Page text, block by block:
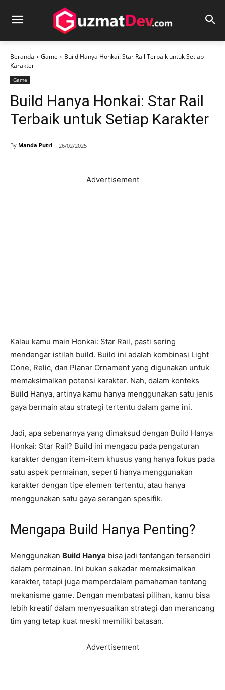
Beranda Game
Build Hanya Honkai: Star Rail Terbaik untuk Setiap
Karakter
Game
Build Hanya Honkai: Star Rail
Terbaik untuk Setiap Karakter
By Manda Putri 26/02/2025
Advertisement
Kalau kamu main Honkai: Star Rail, pasti sering
mendengar istilah build. Build ini adalah kombinasi Light
Cone, Relic, dan Planar Ornament yang digunakan untuk
memaksimalkan potensi karakter. Nah, dalam konteks
Build Hanya, artinya kamu hanya menggunakan satu jenis
gaya bermain atau strategi tertentu dalam game ini.
Jadi, apa sebenarnya yang dimaksud dengan Build Hanya
Honkai: Star Rail? Build ini mengacu pada pengaturan
karakter dengan item-item khusus yang hanya fokus pada
satu aspek permainan, seperti hanya menggunakan
karakter dengan tipe elemen tertentu, atau hanya
menggunakan satu gaya serangan spesifik.
Mengapa Build Hanya Penting?
Menggunakan Build Hanya bisa jadi tantangan tersendiri
dalam permainan. Ini bukan sekadar memaksimalkan
karakter, tetapi juga memperdalam pemahaman tentang
mekanisme game. Dengan membatasi pilihan, kamu bisa
lebih kreatif dalam menyesuaikan strategi dan merancang
tim yang tetap kuat meski memiliki batasan.
Advertisement